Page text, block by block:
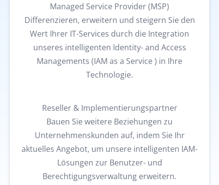
Managed Service Provider (MSP)
Differenzieren, erweitern und steigern Sie den
Wert Ihrer IT-Services durch die Integration
unseres intelligenten Identity- and Access
Managements (IAM as a Service ) in Ihre
Technologie.
Reseller & Implementierungspartner
Bauen Sie weitere Beziehungen zu
Unternehmenskunden auf, indem Sie Ihr
aktuelles Angebot, um unsere intelligenten IAM-
Lösungen zur Benutzer- und
Berechtigungsverwaltung erweitern.